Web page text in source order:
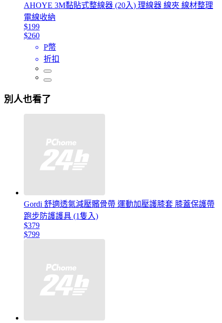
AHOYE 3M黏貼式整線器 (20入) 理線器 線夾 線材整理
電線收納
$199
$260
P幣
折扣
別人也看了
Gordi 舒適透氣減壓髕骨帶 運動加壓護膝套 膝蓋保護帶
跑步防護護具 (1隻入)
$379
$799